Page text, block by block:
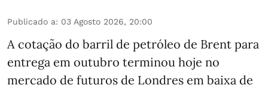
Publicado a: 03 Agosto 2026, 20:00
A cotação do barril de petróleo de Brent para
entrega em outubro terminou hoje no
mercado de futuros de Londres em baixa de